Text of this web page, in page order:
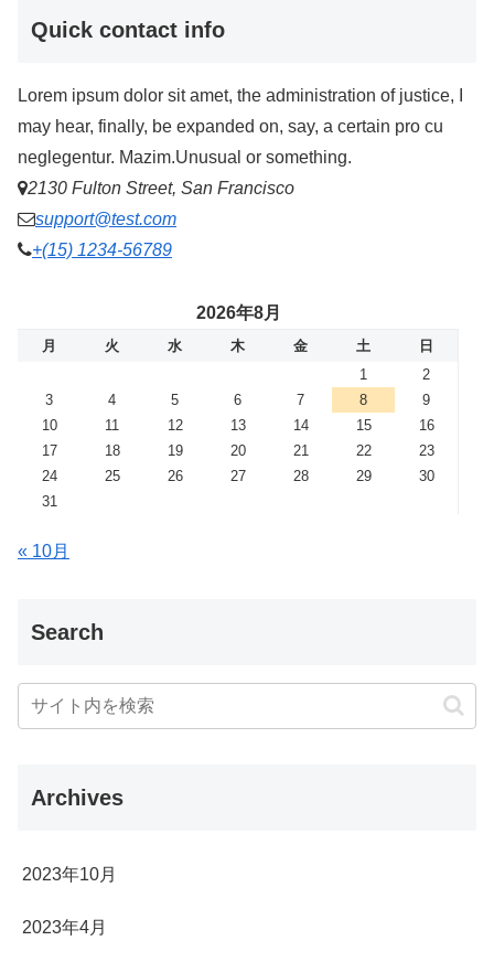
Quick contact info
Lorem ipsum dolor sit amet, the administration of justice, I
may hear, finally, be expanded on, say, a certain pro cu
neglegentur. Mazim.Unusual or something.
2130 Fulton Street, San Francisco
support@test.com
+(15) 1234-56789
2026年8月
月 火 水 木 金 土
日
1
2
3
4 5 6 7 8
9
10
11 12 13 14 15
16
17
18 19 20 21 22
23
24
25 26 27 28 29
30
31
« 10月
Search
Archives
2023年10月
2023年4月